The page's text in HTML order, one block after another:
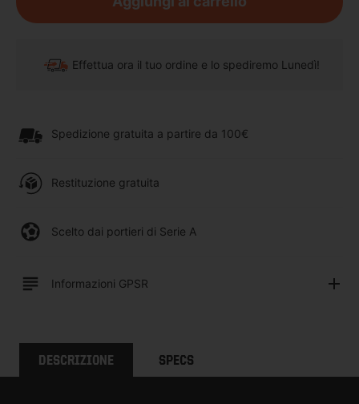
Effettua ora il tuo ordine e lo spediremo Lunedì!
Spedizione gratuita a partire da 100€
Restituzione gratuita
Scelto dai portieri di Serie A
Informazioni GPSR
DESCRIZIONE SPECS